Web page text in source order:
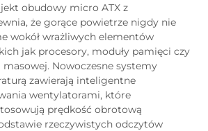
obudowy micro ATX z
że gorące powietrze nigdy nie
wokół wrażliwych elementów
jak procesory, moduły pamięci czy
Nowoczesne systemy
zawierają inteligentne
wentylatorami, które
prędkość obrotową
rzeczywistych odczytów